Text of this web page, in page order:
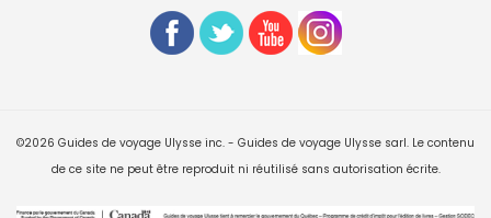
©2026 Guides de voyage Ulysse inc. - Guides de voyage Ulysse sarl. Le contenu
de ce site ne peut être reproduit ni réutilisé sans autorisation écrite.